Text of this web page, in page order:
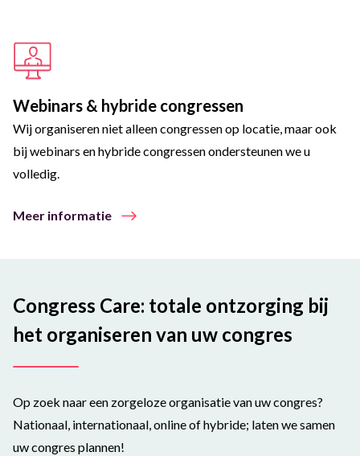
Webinars & hybride congressen
Wij organiseren niet alleen congressen op locatie, maar ook
bij webinars en hybride congressen ondersteunen we u
volledig.
Meer informatie
Congress Care: totale ontzorging bij
het organiseren van uw congres
Op zoek naar een zorgeloze organisatie van uw congres?
Nationaal, internationaal, online of hybride; laten we samen
uw congres plannen!